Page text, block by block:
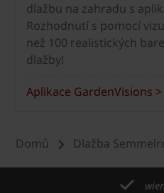
dlažbu na zahradu s
Rozhodnutí s pomocí
než 100 realistických
dlažby!
Aplikace GardenVisions >
Domů Dlažba